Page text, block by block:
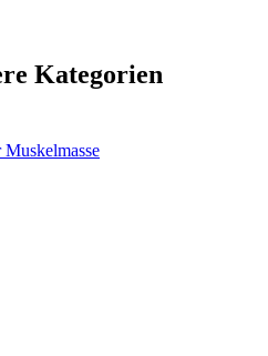
Kategorien